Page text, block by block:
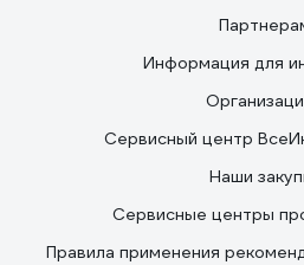
Информация для
Сервисный центр
Наши
Сервисные центры
Правила применения